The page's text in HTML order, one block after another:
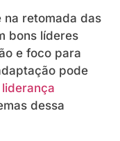
na retomada das
bons líderes
e foco para
pode
liderança
dessa